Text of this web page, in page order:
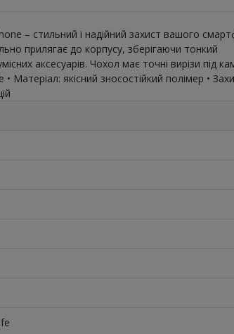
– стильний і надійний захист вашого
прилягає до корпусу, зберігаючи тонкий
аксесуарів. Чохол має точні вирізи під
якісний зносостійкий полімер •